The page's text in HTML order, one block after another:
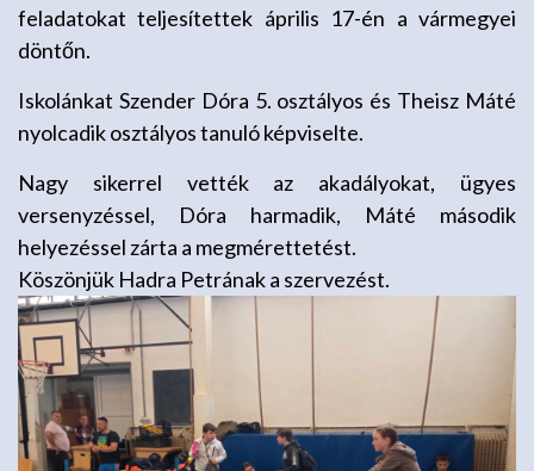
feladatokat teljesítettek április 17-én a vármegyei
döntőn.
Iskolánkat Szender Dóra 5. osztályos és Theisz Máté
nyolcadik osztályos tanuló képviselte.
Nagy sikerrel vették az akadályokat, ügyes
versenyzéssel, Dóra harmadik, Máté második
helyezéssel zárta a megmérettetést.
Köszönjük Hadra Petrának a szervezést.